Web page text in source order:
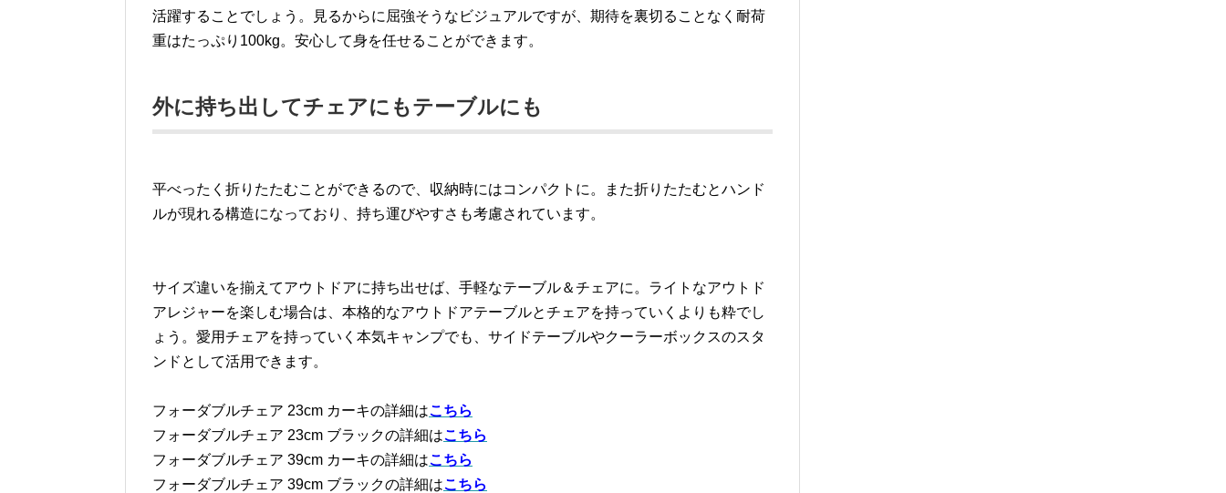
活躍することでしょう。見るからに屈強そうなビジュアルですが、期待を裏切ることなく耐荷
重はたっぷり100kg。安心して身を任せることができます。
外に持ち出してチェアにもテーブルにも
平べったく折りたたむことができるので、収納時にはコンパクトに。また折りたたむとハンド
ルが現れる構造になっており、持ち運びやすさも考慮されています。
サイズ違いを揃えてアウトドアに持ち出せば、手軽なテーブル＆チェアに。ライトなアウトド
アレジャーを楽しむ場合は、本格的なアウトドアテーブルとチェアを持っていくよりも粋でし
ょう。愛用チェアを持っていく本気キャンプでも、サイドテーブルやクーラーボックスのスタ
ンドとして活用できます。
フォーダブルチェア 23cm カーキの詳細はこちら
フォーダブルチェア 23cm ブラックの詳細はこちら
フォーダブルチェア 39cm カーキの詳細はこちら
フォーダブルチェア 39cm ブラックの詳細はこちら